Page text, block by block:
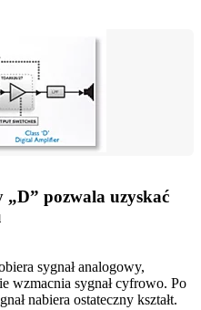
pozwala uzyskać
sygnał analogowy,
wzmacnia sygnał cyfrowo. Po
nabiera ostateczny kształt.